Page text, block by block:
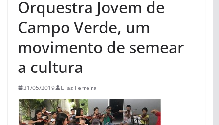
Orquestra Jovem de
Campo Verde, um
movimento de semear
a cultura
31/05/2019 Elias Ferreira